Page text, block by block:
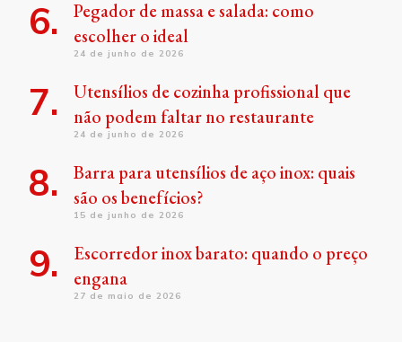
Pegador de massa e salada: como
escolher o ideal
24 de junho de 2026
Utensílios de cozinha profissional que
não podem faltar no restaurante
24 de junho de 2026
Barra para utensílios de aço inox: quais
são os benefícios?
15 de junho de 2026
Escorredor inox barato: quando o preço
engana
27 de maio de 2026